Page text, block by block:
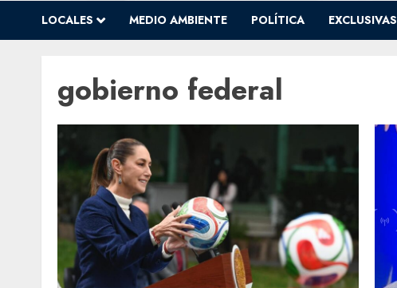
LOCALES MEDIO AMBIENTE POLÍTICA EXCLUSIVAS
gobierno federal